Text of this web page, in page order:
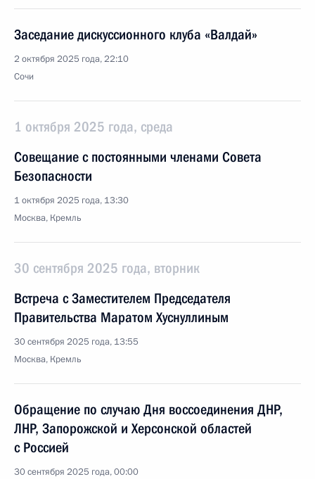
Заседание дискуссионного клуба «Валдай»
2 октября 2025 года, 22:10
Сочи
1 октября 2025 года, среда
Совещание с постоянными членами Совета
Безопасности
1 октября 2025 года, 13:30
Москва, Кремль
30 сентября 2025 года, вторник
Встреча с Заместителем Председателя
Правительства Маратом Хуснуллиным
30 сентября 2025 года, 13:55
Москва, Кремль
Обращение по случаю Дня воссоединения ДНР,
ЛНР, Запорожской и Херсонской областей
с Россией
30 сентября 2025 года, 00:00